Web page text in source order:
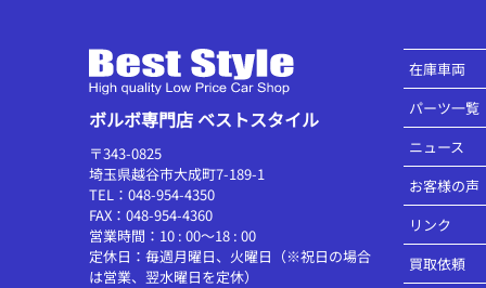
ボルボ専門店 ベストスタイル
〒343-0825
埼玉県越谷市大成町7-189-1
TEL：048-954-4350
FAX：048-954-4360
営業時間：10 : 00～18 : 00
定休日：毎週月曜日、火曜日（※祝日の場合
は営業、翌水曜日を定休）
在庫車両
パーツ一覧
ニュース
お客様の声
リンク
買取依頼